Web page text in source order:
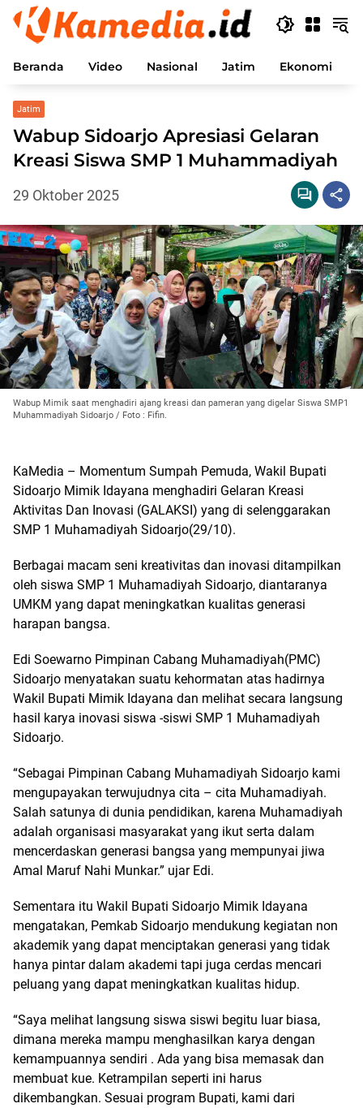
Langsung
konten
Beranda Video Nasional Jatim Ekonomi
Jatim
Wabup Sidoarjo Apresiasi Gelaran
Kreasi Siswa SMP 1 Muhammadiyah
29 Oktober 2025
Wabup Mimik saat menghadiri ajang kreasi dan pameran yang digelar Siswa SMP1
Muhammadiyah Sidoarjo / Foto : Fifin.
KaMedia – Momentum Sumpah Pemuda, Wakil Bupati
Sidoarjo Mimik Idayana menghadiri Gelaran Kreasi
Aktivitas Dan Inovasi (GALAKSI) yang di selenggarakan
SMP 1 Muhamadiyah Sidoarjo(29/10).
Berbagai macam seni kreativitas dan inovasi ditampilkan
oleh siswa SMP 1 Muhamadiyah Sidoarjo, diantaranya
UMKM yang dapat meningkatkan kualitas generasi
harapan bangsa.
Edi Soewarno Pimpinan Cabang Muhamadiyah(PMC)
Sidoarjo menyatakan suatu kehormatan atas hadirnya
Wakil Bupati Mimik Idayana dan melihat secara langsung
hasil karya inovasi siswa -siswi SMP 1 Muhamadiyah
Sidoarjo.
“Sebagai Pimpinan Cabang Muhamadiyah Sidoarjo kami
mengupayakan terwujudnya cita – cita Muhamadiyah.
Salah satunya di dunia pendidikan, karena Muhamadiyah
adalah organisasi masyarakat yang ikut serta dalam
mencerdaskan generasi bangsa yang mempunyai jiwa
Amal Maruf Nahi Munkar.” ujar Edi.
Sementara itu Wakil Bupati Sidoarjo Mimik Idayana
mengatakan, Pemkab Sidoarjo mendukung kegiatan non
akademik yang dapat menciptakan generasi yang tidak
hanya pintar dalam akademi tapi juga cerdas mencari
peluang yang dapat meningkatkan kualitas hidup.
“Saya melihat langsung siswa siswi begitu luar biasa,
dimana mereka mampu menghasilkan karya dengan
kemampuannya sendiri . Ada yang bisa memasak dan
membuat kue. Ketrampilan seperti ini harus
dikembangkan. Sesuai program Bupati, kami dari